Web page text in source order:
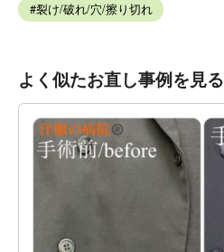
裂け/破れ/穴/擦り切れ
よく似たお直し事例を見る